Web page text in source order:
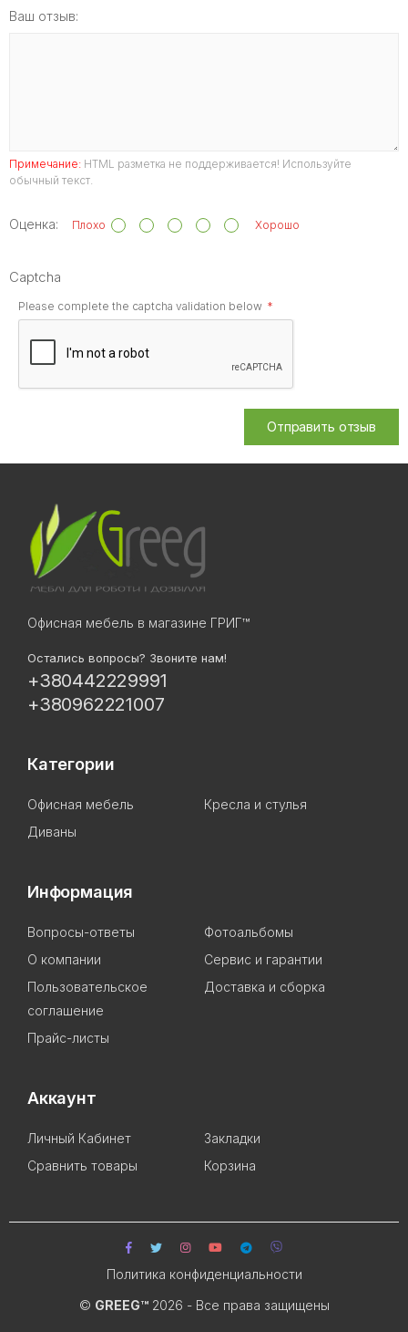
Ваш отзыв:
Примечание: HTML разметка не поддерживается! Используйте
обычный текст.
Оценка: Плохо Хорошо
Captcha
Please complete the captcha validation below
Отправить отзыв
Офисная мебель в магазине ГРИГ™
Остались вопросы? Звоните нам!
+380442229991
+380962221007
Категории
Офисная мебель
Кресла и стулья
Диваны
Информация
Вопросы-ответы
Фотоальбомы
О компании
Сервис и гарантии
Пользовательское
соглашение
Доставка и сборка
Прайс-листы
Аккаунт
Личный Кабинет
Закладки
Сравнить товары
Корзина
© GREEG™2026 - Все права защищены
Политика конфиденциальности